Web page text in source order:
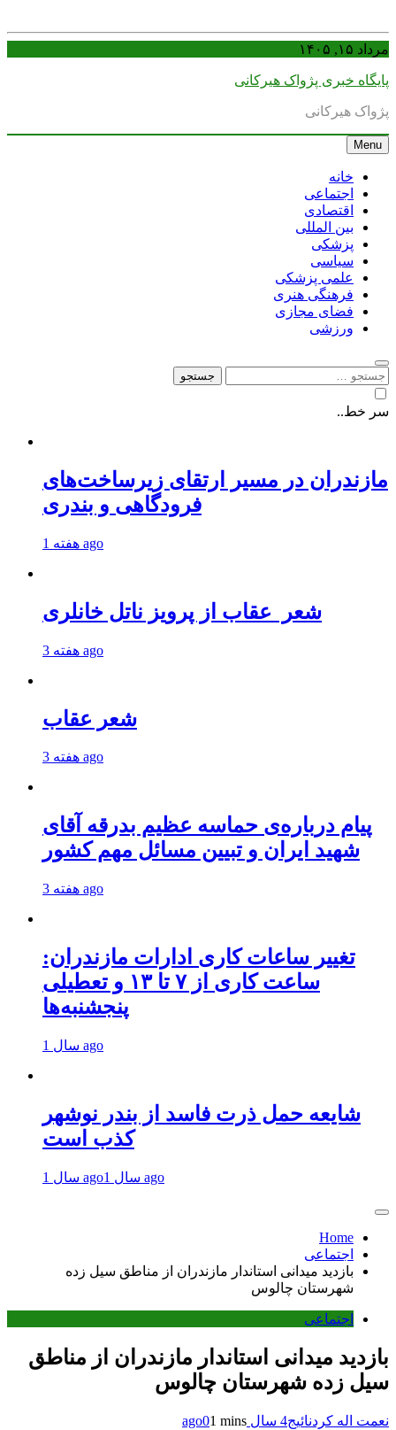
Skip
content
مرداد ۱۵, ۱۴۰۵
پایگاه خبری پژواک هیرکانی
پژواک هیرکانی
Menu
خانه
اجتماعی
اقتصادی
بین المللی
پزشکی
سیاسی
علمی پزشکی
فرهنگی هنری
فضای مجازی
ورزشی
جستجو
برای:
سر خط..
مازندران در مسیر ارتقای زیرساخت‌های
فرودگاهی و بندری
1 هفته ago
شعر عقاب از پرویز ناتل خانلری
3 هفته ago
شعر عقاب
3 هفته ago
پیام درباره‌ی حماسه عظیم بدرقه آقای
شهید ایران و تبیین مسائل مهم کشور
3 هفته ago
تغییر ساعات کاری ادارات مازندران:
ساعت کاری از ۷ تا ۱۳ و تعطیلی
پنجشنبه‌ها
1 سال ago
شایعه حمل ذرت فاسد از بندر نوشهر
کذب است
1 سال ago 1 سال ago
Home
اجتماعی
بازدید میدانی استاندار مازندران از مناطق سیل زده
شهرستان چالوس
اجتماعی
بازدید میدانی استاندار مازندران از مناطق
سیل زده شهرستان چالوس
نعمت اله کردنائیج4 سال ago 01 mins